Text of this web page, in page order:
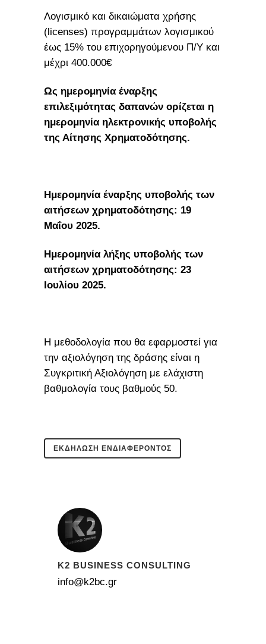
Λογισμικό και δικαιώματα χρήσης
(licenses) προγραμμάτων λογισμικού
έως 15% του επιχορηγούμενου Π/Υ και
μέχρι 400.000€
Ως ημερομηνία έναρξης
επιλεξιμότητας δαπανών ορίζεται η
ημερομηνία ηλεκτρονικής υποβολής
της Αίτησης Χρηματοδότησης.
Ημερομηνία έναρξης υποβολής των
αιτήσεων χρηματοδότησης: 19
Μαΐου 2025.
Ημερομηνία λήξης υποβολής των
αιτήσεων χρηματοδότησης: 23
Ιουλίου 2025.
Η μεθοδολογία που θα εφαρμοστεί για
την αξιολόγηση της δράσης είναι η
Συγκριτική Αξιολόγηση με ελάχιστη
βαθμολογία τους βαθμούς 50.
ΕΚΔΗΛΩΣΗ ΕΝΔΙΑΦΕΡΟΝΤΟΣ
K2 BUSINESS CONSULTING
info@k2bc.gr